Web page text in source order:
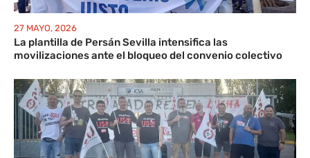
27 MAYO, 2026
La plantilla de Persán Sevilla intensifica las
movilizaciones ante el bloqueo del convenio colectivo